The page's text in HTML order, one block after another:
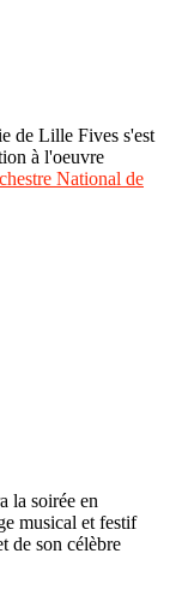
de Lille Fives s'est
à l'oeuvre
National de
la soirée en
musical et festif
de son célèbre